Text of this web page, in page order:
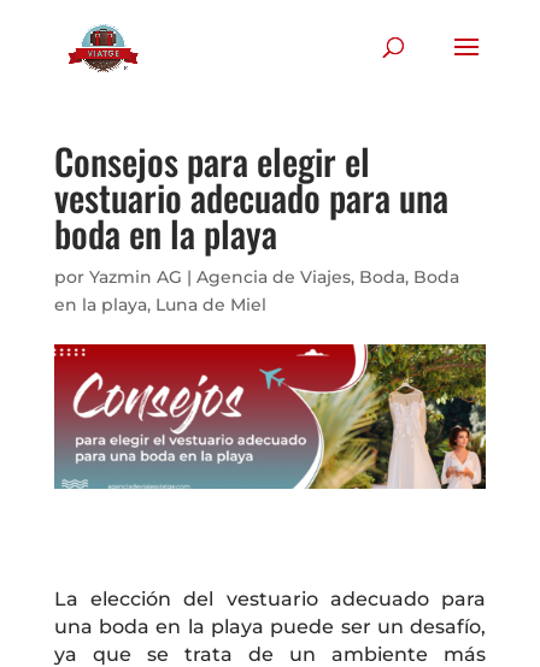
Consejos para elegir el
vestuario adecuado para una
boda en la playa
por Yazmin AG | Agencia de Viajes, Boda, Boda
en la playa, Luna de Miel
La elección del vestuario adecuado para
una boda en la playa puede ser un desafío,
ya que se trata de un ambiente más